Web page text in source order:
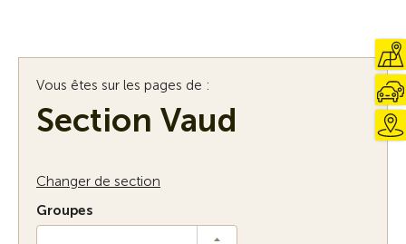
Vous êtes sur les pages de :
Section Vaud
Changer de section
Groupes